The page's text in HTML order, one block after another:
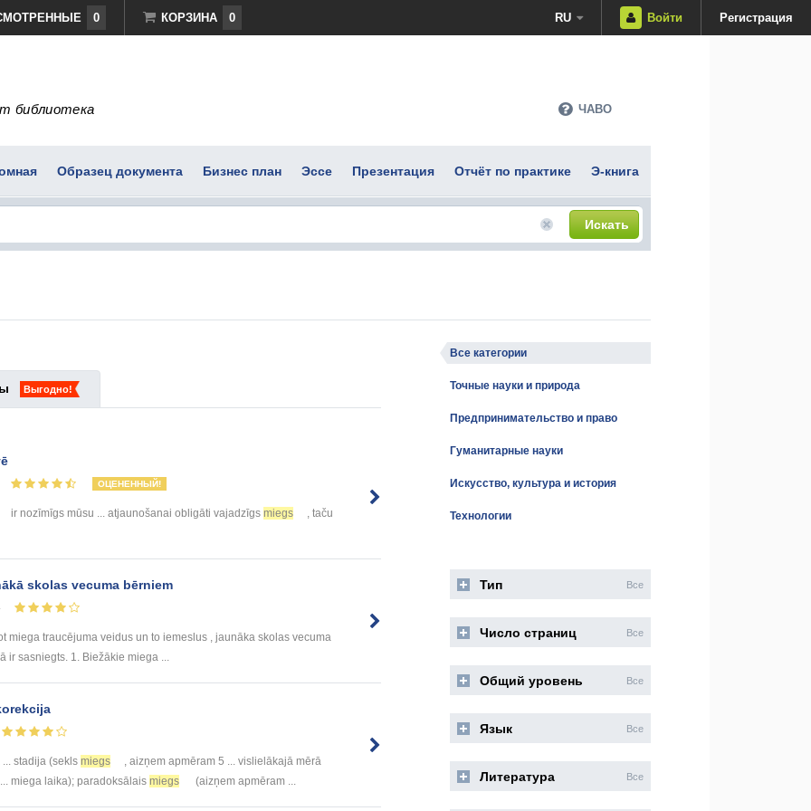
0 КОРЗИНА 0 RU Войти Регистрация
библиотека ЧАВО
Образец документа Бизнес план Эссе Презентация Отчёт по практике Э-книга
Искать
Выгодно!
ОЦЕНЕННЫЙ!
ir nozīmīgs mūsu ... atjaunošanai obligāti vajadzīgs miegs
, taču
skolas vecuma bērniem
miega traucējuma veidus un to iemeslus , jaunāka skolas vecuma
ir sasniegts. 1. Biežākie miega ...
stadija (sekls miegs
, aizņem apmēram 5 ... vislielākajā mērā
miega laika); paradoksālais miegs (aizņem apmēram ...
Все категории
Точные науки и природа
Предпринимательство и право
Гуманитарные науки
Искусство, культура и история
Технологии
Тип Все
Число страниц Все
Общий уровень Все
Язык Все
Литература Все